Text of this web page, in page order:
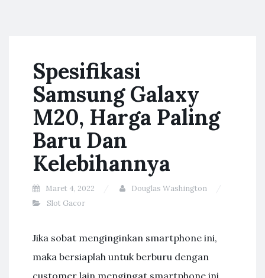
Spesifikasi
Samsung Galaxy
M20, Harga Paling
Baru Dan
Kelebihannya
Maret 4, 2022
Douglas Washington
Slot Gacor
Jika sobat menginginkan smartphone ini,
maka bersiaplah untuk berburu dengan
customer lain mengingat smartphone ini